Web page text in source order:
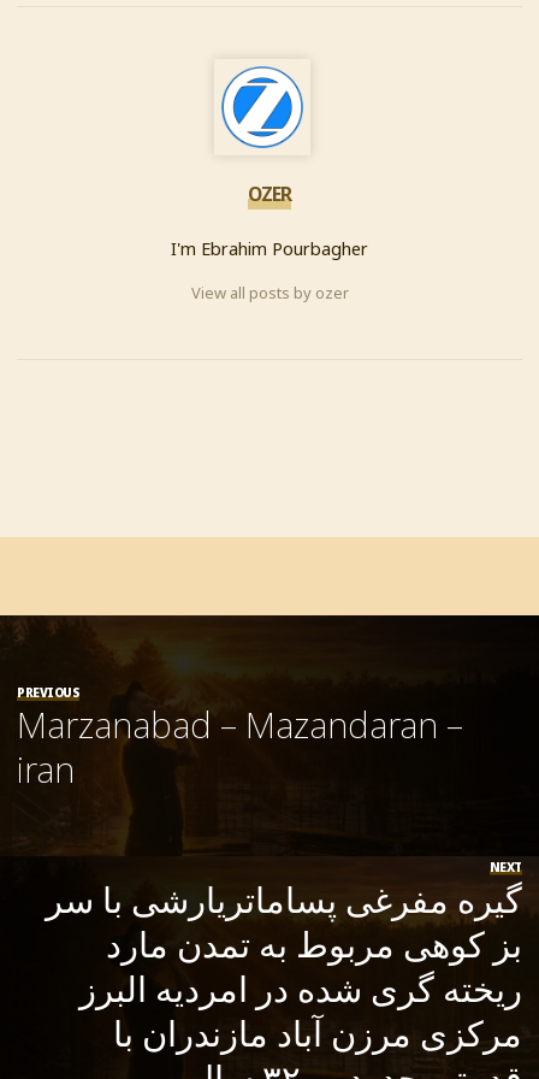
OZER
I'm Ebrahim Pourbagher
View all posts by ozer
PREVIOUS
Marzanabad – Mazandaran –
iran
NEXT
گیره مفرغی پساماتریارشی با سر
بز کوهی مربوط به تمدن مارد
ریخته گری شده در امردیه البرز
مرکزی مرزن آباد مازندران با